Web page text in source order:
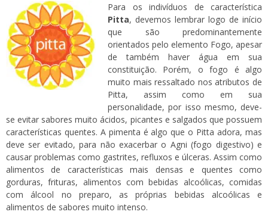
Para os indivíduos de característica
Pitta, devemos lembrar logo de início
que são predominantemente
orientados pelo elemento Fogo, apesar
de também haver água em sua
constituição. Porém, o fogo é algo
muito mais ressaltado nos atributos de
Pitta, assim como em sua
personalidade, por isso mesmo, deve-
se evitar sabores muito ácidos, picantes e salgados que possuem
características quentes. A pimenta é algo que o Pitta adora, mas
deve ser evitado, para não exacerbar o Agni (fogo digestivo) e
causar problemas como gastrites, refluxos e úlceras. Assim como
alimentos de características mais densas e quentes como
gorduras, frituras, alimentos com bebidas alcoólicas, comidas
com álcool no preparo, as próprias bebidas alcoólicas e
alimentos de sabores muito intenso.